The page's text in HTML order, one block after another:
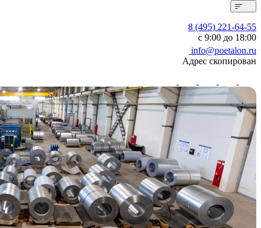
8 (495) 221-64-55
с 9:00 до 18:00
info@poetalon.ru
Адрес скопирован